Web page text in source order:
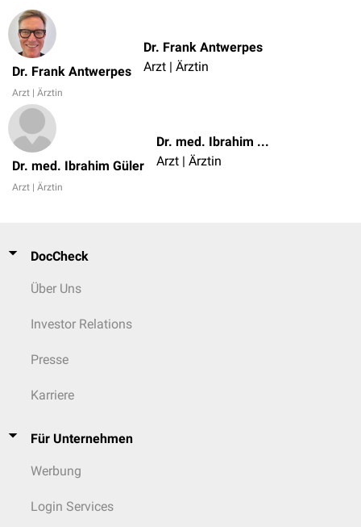
Dr. Frank Antwerpes
Arzt | Ärztin
Dr. Frank Antwerpes
Arzt | Ärztin
Dr. med. Ibrahim Güler
Arzt | Ärztin
Dr. med. Ibrahim Güler
Arzt | Ärztin
DocCheck
Über Uns
Investor Relations
Presse
Karriere
Für Unternehmen
Werbung
Login Services